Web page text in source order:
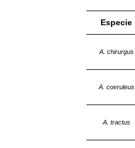
Especie
A. chirurgus
A. coeruleus
A. tractus